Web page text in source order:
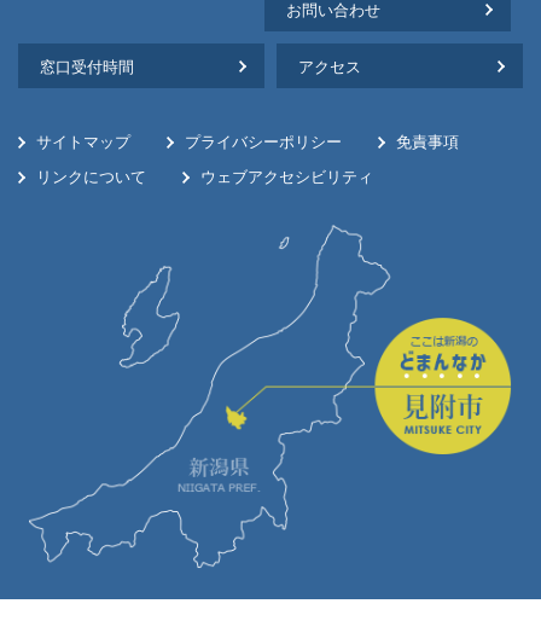
お問い合わせ
窓口受付時間 アクセス
サイトマップ プライバシーポリシー
免責事項
リンクについて
ウェブアクセシビリティ